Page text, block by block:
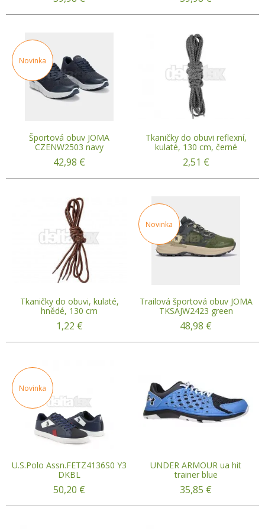
Novinka
Športová obuv JOMA
CZENW2503 navy
42,98 €
Tkaničky do obuvi reflexní,
kulaté, 130 cm, černé
2,51 €
Tkaničky do obuvi, kulaté,
hnědé, 130 cm
1,22 €
Novinka
Trailová športová obuv JOMA
TKSAJW2423 green
48,98 €
Novinka
U.S.Polo Assn.FETZ4136S0 Y3
DKBL
50,20 €
UNDER ARMOUR ua hit
trainer blue
35,85 €